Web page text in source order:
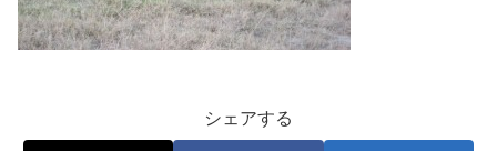
シェアする